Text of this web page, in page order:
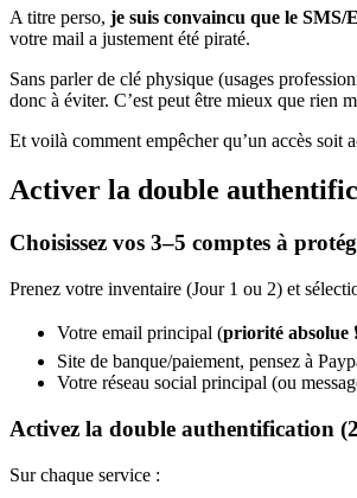
A titre perso, je suis convaincu que le
votre mail a justement été piraté.
Sans parler de clé physique (usages
donc à éviter. C’est peut être mieux que rien
Et voilà comment empêcher qu’un accès soit
Activer la double
Choisissez vos 3–5 comptes à
Prenez votre inventaire (Jour 1 ou 2) et
Votre email principal (priorité absolue
Site de banque/paiement, pensez à
Votre réseau social principal (ou
Activez la double authentification
Sur chaque service :